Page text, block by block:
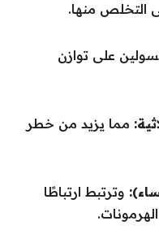
التخلص منها.
على توازن
مما يزيد من خطر
وترتبط ارتباطًا